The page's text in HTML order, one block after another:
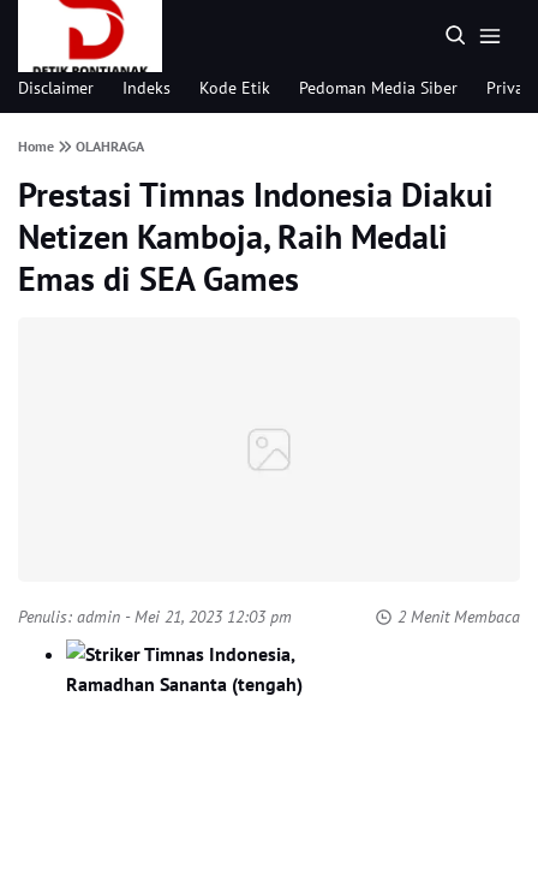
Disclaimer Indeks Kode Etik Pedoman Media Siber
Home OLAHRAGA
Prestasi Timnas Indonesia Diakui
Netizen Kamboja, Raih Medali
Emas di SEA Games
Penulis: admin - Mei 21, 2023 12:03 pm 2 Menit Membaca